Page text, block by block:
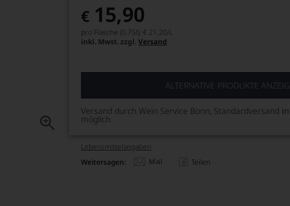
€ 15,90
pro Flasche (0.75l), € 21,20/L
inkl. Mwst. zzgl.Versand
ALTERNATIVE PRODUKTE
Versand durch Wein Service Bonn, Standardversand
möglich
Lebensmittel­angaben
Weitersagen:
Mail Teilen